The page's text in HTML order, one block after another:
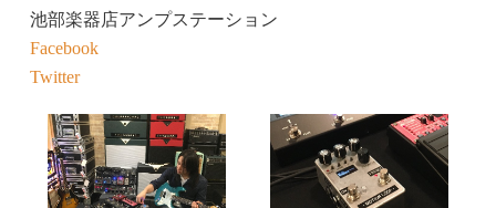
池部楽器店アンプステーション
Facebook
Twitter